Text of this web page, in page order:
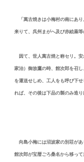
「萬古焼きは小梅村の南にあ
来りて、呉州まがへ及び赤絵薬等
因て、世人萬古焼と称セリ。
家治）御放鷹の時、館次郎を召
を運送せしめ、工人をも呼び下
れば、その後は下品の製のみ造
向島小梅には沼波家の別荘が
館次郎が宝暦ごろ桑名から移っ